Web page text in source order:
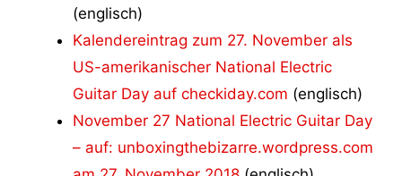
(englisch)
Kalendereintrag zum 27. November als
US-amerikanischer National Electric
Guitar Day auf checkiday.com (englisch)
November 27 National Electric Guitar Day
– auf: unboxingthebizarre.wordpress.com